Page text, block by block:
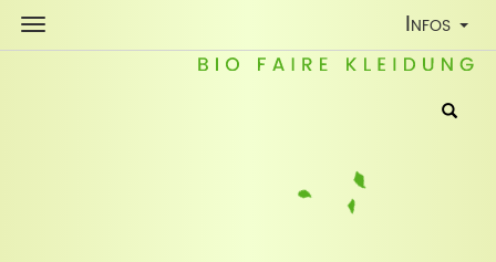
Toggle
Infos